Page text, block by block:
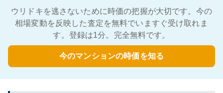
ウリドキを逃さないために時価の把握が大切です。今の
相場変動を反映した査定を無料でいますぐ受け取れま
す。登録は1分。完全無料です。
今のマンションの時価を知る